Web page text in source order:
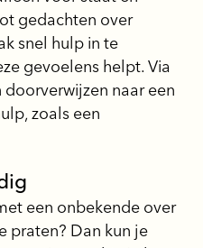
gedachten over
snel hulp in te
gevoelens helpt. Via
naar een
zoals een
een onbekende over
praten? Dan kun je